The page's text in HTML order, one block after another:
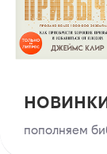
пополняем